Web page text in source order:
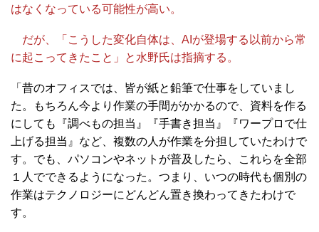
はなくなっている可能性が高い。
だが、「こうした変化自体は、AIが登場する以前から常
に起こってきたこと」と水野氏は指摘する。
「昔のオフィスでは、皆が紙と鉛筆で仕事をしていまし
た。もちろん今より作業の手間がかかるので、資料を作る
にしても『調べもの担当』『手書き担当』『ワープロで仕
上げる担当』など、複数の人が作業を分担していたわけで
す。でも、パソコンやネットが普及したら、これらを全部
１人でできるようになった。つまり、いつの時代も個別の
作業はテクノロジーにどんどん置き換わってきたわけで
す。